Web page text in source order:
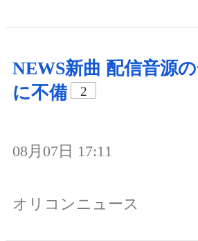
NEWS新曲 配信音源
に不備
2
08月07日 17:11
オリコンニュース